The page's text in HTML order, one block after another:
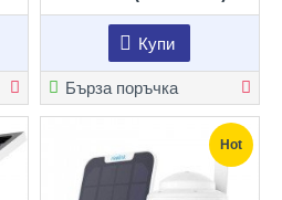
Купи
Бърза поръчка
Hot